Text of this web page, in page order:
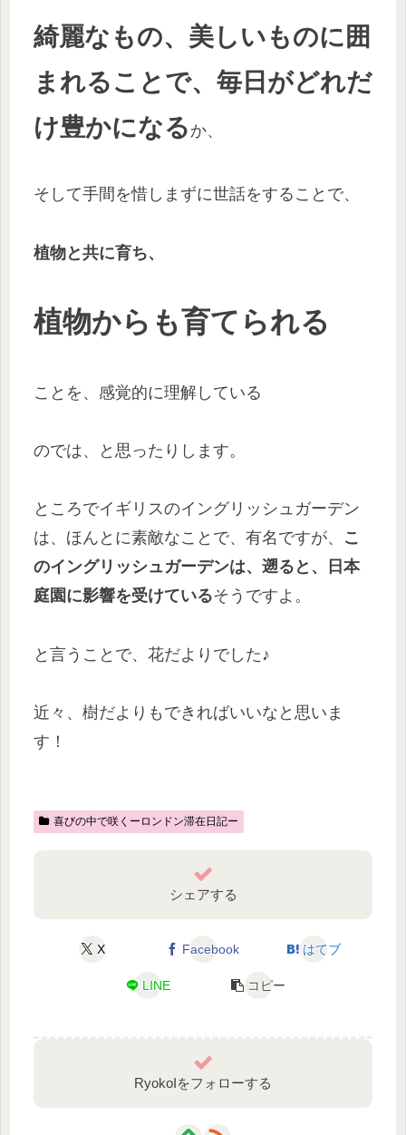
綺麗なもの、美しいものに囲
まれることで、毎日がどれだ
け豊かになる か、
そして手間を惜しまずに世話をすることで、
植物と共に育ち、
植物からも育てられる
ことを、感覚的に理解している
のでは、と思ったりします。
ところでイギリスのイングリッシュガーデン
は、ほんとに素敵なことで、有名ですが、 こ
のイングリッシュガーデンは、遡ると、日本
庭園に影響を受けているそうですよ。
と言うことで、花だよりでした♪
近々、樹だよりもできればいいなと思いま
す！
喜びの中で咲くーロンドン滞在日記ー
シェアする
X Facebook はてブ
LINE コピー
RyokoIをフォローする